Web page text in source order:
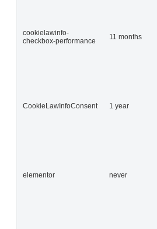
cookielawinfo-
checkbox-performance
11 months
CookieLawInfoConsent 1 year
elementor never